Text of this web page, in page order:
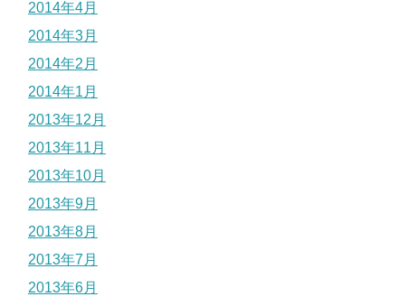
2014年4月
2014年3月
2014年2月
2014年1月
2013年12月
2013年11月
2013年10月
2013年9月
2013年8月
2013年7月
2013年6月